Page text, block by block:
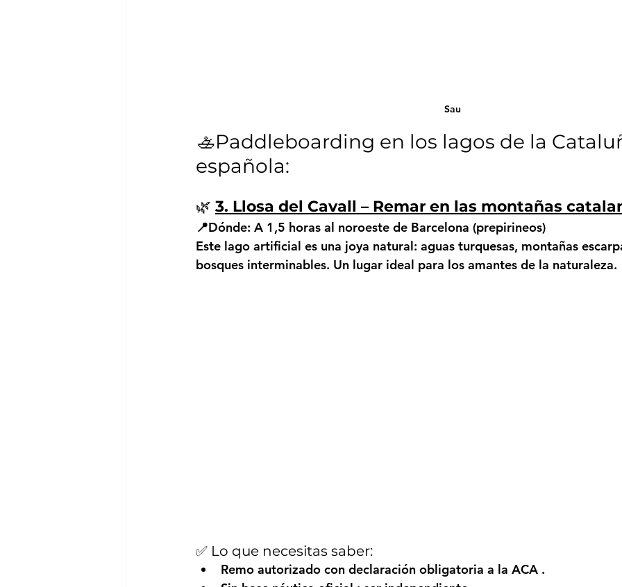
Sau
🚣️Paddleboarding en los lagos de la
española:
🌿 3. Llosa del Cavall – Remar en las montañas
📍Dónde: A 1,5 horas al noroeste de Barcelona (prepirineos)
Este lago artificial es una joya natural: aguas turquesas, montañas
bosques interminables. Un lugar ideal para los amantes de la naturaleza.
✅ Lo que necesitas saber:
Remo autorizado con declaración obligatoria a la ACA .